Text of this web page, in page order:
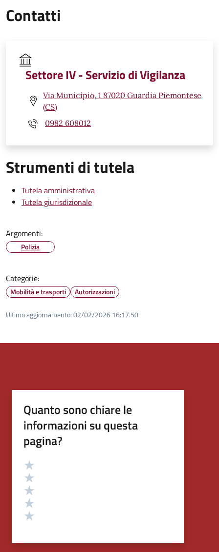
Contatti
Settore IV - Servizio di Vigilanza
Via Municipio, 1 87020 Guardia Piemontese
(CS)
0982 608012
Strumenti di tutela
Tutela amministrativa
Tutela giurisdizionale
Argomenti:
Polizia
Categorie:
Mobilità e trasporti Autorizzazioni
Ultimo aggiornamento:02/02/2026 16:17.50
Quanto sono chiare le
informazioni su questa
pagina?
Valutazione